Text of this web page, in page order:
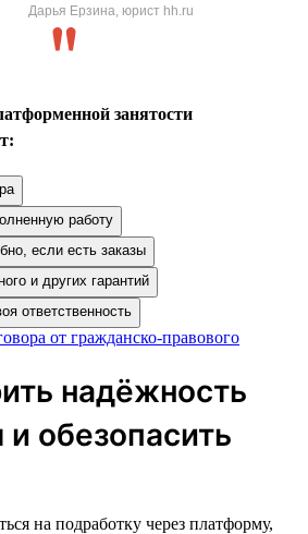
Дарья Ерзина, юрист hh.ru
занятости
работу
если есть заказы
и других гарантий
ответственность
от гражданско-правового
надёжность
обезопасить
на подработку через платформу,